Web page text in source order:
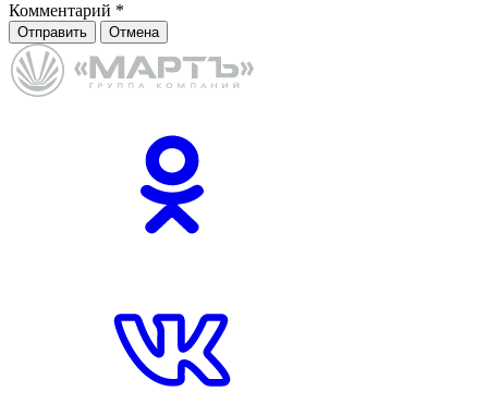
Комментарий *
Отправить Отмена